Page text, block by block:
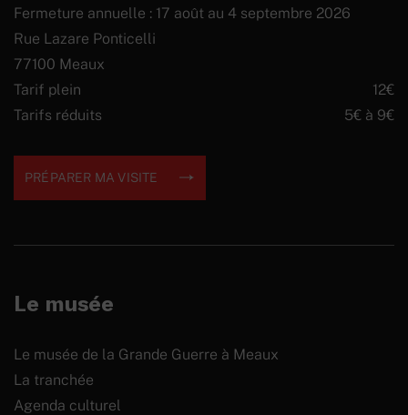
Fermeture annuelle : 17 août au 4 septembre 2026
Rue Lazare Ponticelli
77100 Meaux
Tarif plein
12€
Tarifs réduits
5€ à 9€
PRÉPARER MA VISITE
Le musée
Le musée de la Grande Guerre à Meaux
La tranchée
Agenda culturel